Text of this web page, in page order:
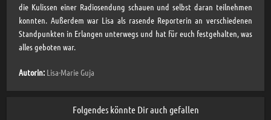
die Kulissen einer Radiosendung schauen und selbst daran teilnehmen
konnten. Außerdem war Lisa als rasende Reporterin an verschiedenen
Standpunkten in Erlangen unterwegs und hat für euch festgehalten, was
alles geboten war.
Autorin: Lisa-Marie Guja
Folgendes könnte Dir auch gefallen